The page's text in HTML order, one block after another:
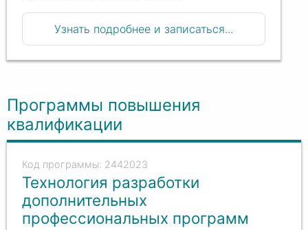
Узнать подробнее и записаться...
Программы повышения
квалификации
2442023
Технология разработки
дополнительных
профессиональных программ